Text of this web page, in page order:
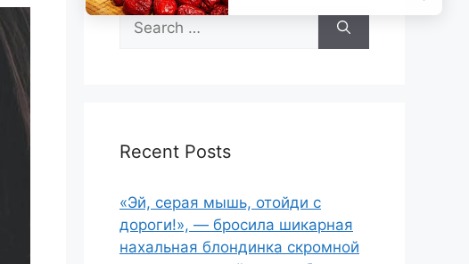
Search
for:
Recent Posts
«Эй, серая мышь, отойди с
дороги!», — бросила шикарная
нахальная блондинка скромной